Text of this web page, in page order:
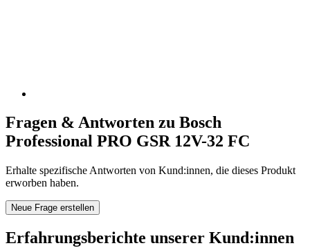
Fragen & Antworten zu Bosch
Professional PRO GSR 12V-32 FC
Erhalte spezifische Antworten von Kund:innen, die dieses Produkt
erworben haben.
Neue Frage erstellen
Erfahrungsberichte unserer Kund:innen